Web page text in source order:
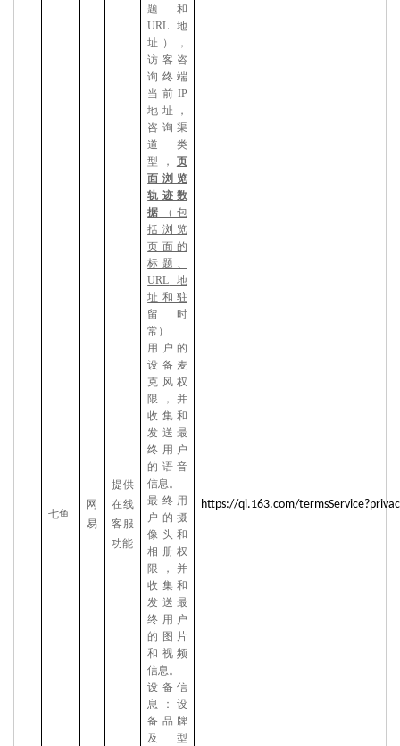
七鱼
网
易
提供
在线
客服
功能
题和
URL 地
址），
访客咨
询终端
当前 IP
地址，
咨询渠
道类
型， 页
面浏览
轨迹数
据
（包
括浏览
页面的
标题、
URL 地
址和驻
留时
常）
用户的
设备麦
克风权
限，并
收集和
发送最
终用户
的语音
信息。
最终用
户的摄
像头和
相册权
限，并
收集和
发送最
终用户
的图片
和视频
信息。
设备信
息：设
备品牌
及型
https://qi.163.com/